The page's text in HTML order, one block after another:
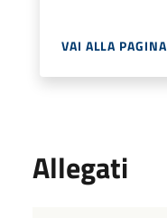
VAI ALLA PAGINA
Allegati